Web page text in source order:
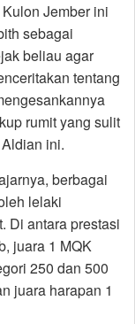
Jember ini
sebagai
beliau agar
tentang
rumit yang sulit
ini.
berbagai
lelaki
Di antara prestasi
juara 1 MQK
250 dan 500
juara harapan 1